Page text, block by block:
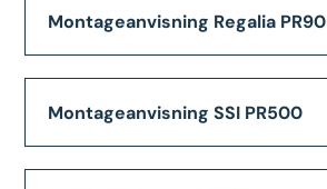
Montageanvisning Regalia PR90
Montageanvisning SSI PR500